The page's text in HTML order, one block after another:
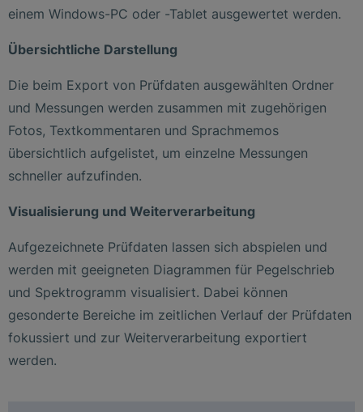
einem Windows-PC oder -Tablet ausgewertet werden.
Übersichtliche Darstellung
Die beim Export von Prüfdaten ausgewählten Ordner
und Messungen werden zusammen mit zugehörigen
Fotos, Textkommentaren und Sprachmemos
übersichtlich aufgelistet, um einzelne Messungen
schneller aufzufinden.
Visualisierung und Weiterverarbeitung
Aufgezeichnete Prüfdaten lassen sich abspielen und
werden mit geeigneten Diagrammen für Pegelschrieb
und Spektrogramm visualisiert. Dabei können
gesonderte Bereiche im zeitlichen Verlauf der Prüfdaten
fokussiert und zur Weiterverarbeitung exportiert
werden.